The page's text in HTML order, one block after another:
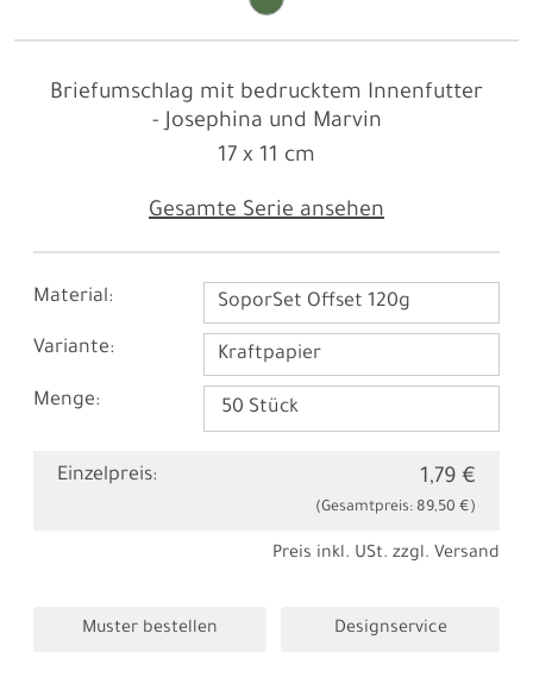
Briefumschlag mit bedrucktem Innenfutter
- Josephina und Marvin
Gesamte Serie ansehen
17 x 11 cm
Material: SoporSet Offset 120g
Variante: Kraftpapier
Menge:
Einzelpreis: 1,79 €
(Gesamtpreis: 89,50 € )
Preis inkl. USt. zzgl. Versand
Muster bestellen Designservice